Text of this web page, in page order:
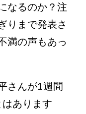
なるのか？注
りまで発表さ
満の声もあっ
さんが1週間
あります